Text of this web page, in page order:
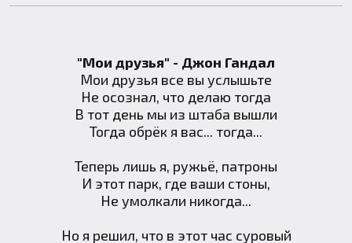
"Мои друзья" - Джон Гандал
Мои друзья все вы услышьте
Не осознал, что делаю тогда
В тот день мы из штаба вышли
Тогда обрёк я вас... тогда...
Теперь лишь я, ружьё, патроны
И этот парк, где ваши стоны,
Не умолкали никогда...
Но я решил, что в этот час суровый